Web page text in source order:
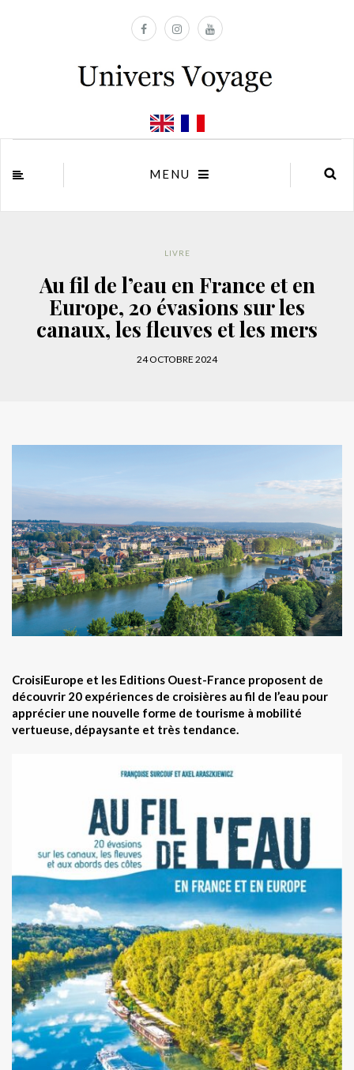
MENU
LIVRE
Au fil de l’eau en France et en
Europe, 20 évasions sur les
canaux, les fleuves et les mers
24 OCTOBRE 2024
CroisiEurope et les Editions Ouest-France proposent de
découvrir 20 expériences de croisières au fil de l’eau pour
apprécier une nouvelle forme de tourisme à mobilité
vertueuse, dépaysante et très tendance.